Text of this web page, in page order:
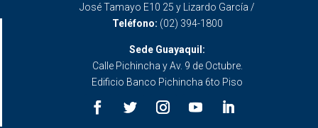
José Tamayo E10 25 y Lizardo García /
Teléfono: (02) 394-1800
Sede Guayaquil:
Calle Pichincha y Av. 9 de Octubre.
Edificio Banco Pichincha 6to Piso